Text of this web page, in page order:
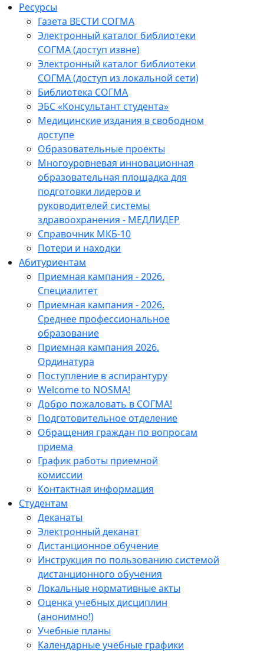
Ресурсы
Газета ВЕСТИ СОГМА
Электронный каталог библиотеки
СОГМА (доступ извне)
Электронный каталог библиотеки
СОГМА (доступ из локальной сети)
Библиотека СОГМА
ЭБС «Консультант студента»
Медицинские издания в свободном
доступе
Образовательные проекты
Многоуровневая инновационная
образовательная площадка для
подготовки лидеров и
руководителей системы
здравоохранения - МЕДЛИДЕР
Справочник МКБ-10
Потери и находки
Абитуриентам
Приемная кампания - 2026.
Специалитет
Приемная кампания - 2026.
Среднее профессиональное
образование
Приемная кампания 2026.
Ординатура
Поступление в аспирантуру
Welcome to NOSMA!
Добро пожаловать в СОГМА!
Подготовительное отделение
Обращения граждан по вопросам
приема
График работы приемной
комиссии
Контактная информация
Студентам
Деканаты
Электронный деканат
Дистанционное обучение
Инструкция по пользованию системой
дистанционного обучения
Локальные нормативные акты
Оценка учебных дисциплин
(анонимно!)
Учебные планы
Календарные учебные графики